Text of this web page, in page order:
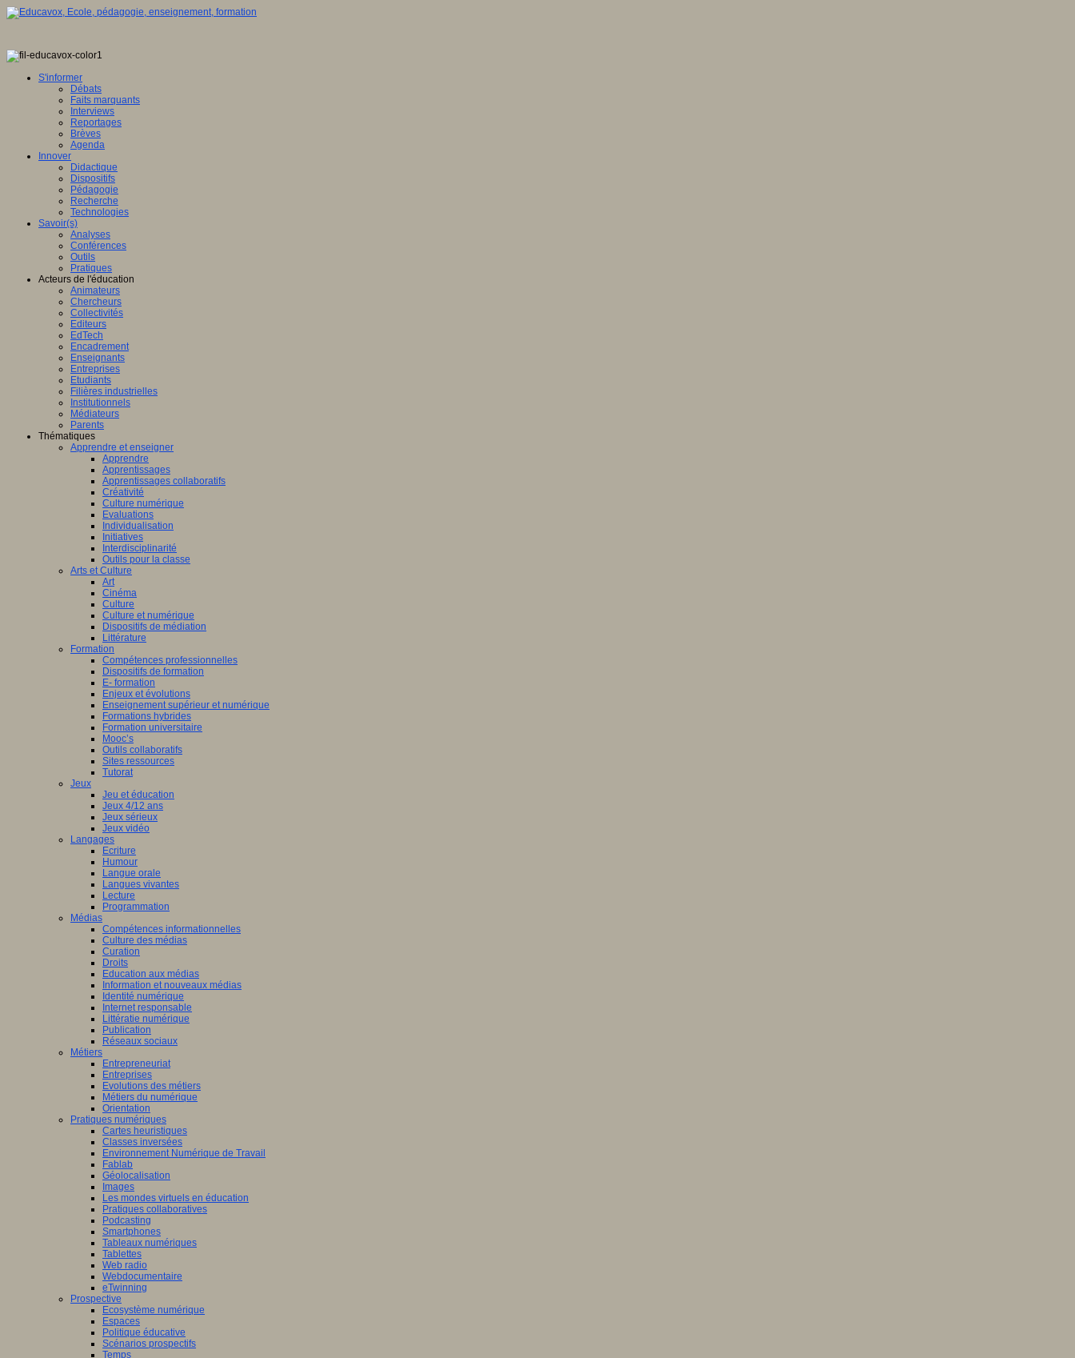
S'informer
Débats
Faits marquants
Interviews
Reportages
Brèves
Agenda
Innover
Didactique
Dispositifs
Pédagogie
Recherche
Technologies
Savoir(s)
Analyses
Conférences
Outils
Pratiques
Acteurs de l'éducation
Animateurs
Chercheurs
Collectivités
Editeurs
EdTech
Encadrement
Enseignants
Entreprises
Etudiants
Filières industrielles
Institutionnels
Médiateurs
Parents
Thématiques
Apprendre et enseigner
Apprendre
Apprentissages
Apprentissages collaboratifs
Créativité
Culture numérique
Evaluations
Individualisation
Initiatives
Interdisciplinarité
Outils pour la classe
Arts et Culture
Art
Cinéma
Culture
Culture et numérique
Dispositifs de médiation
Littérature
Formation
Compétences professionnelles
Dispositifs de formation
E- formation
Enjeux et évolutions
Enseignement supérieur et numérique
Formations hybrides
Formation universitaire
Mooc’s
Outils collaboratifs
Sites ressources
Tutorat
Jeux
Jeu et éducation
Jeux 4/12 ans
Jeux sérieux
Jeux vidéo
Langages
Ecriture
Humour
Langue orale
Langues vivantes
Lecture
Programmation
Médias
Compétences informationnelles
Culture des médias
Curation
Droits
Education aux médias
Information et nouveaux médias
Identité numérique
Internet responsable
Littératie numérique
Publication
Réseaux sociaux
Métiers
Entrepreneuriat
Entreprises
Evolutions des métiers
Métiers du numérique
Orientation
Pratiques numériques
Cartes heuristiques
Classes inversées
Environnement Numérique de Travail
Fablab
Géolocalisation
Images
Les mondes virtuels en éducation
Pratiques collaboratives
Podcasting
Smartphones
Tableaux numériques
Tablettes
Web radio
Webdocumentaire
eTwinning
Prospective
Ecosystème numérique
Espaces
Politique éducative
Scénarios prospectifs
Temps